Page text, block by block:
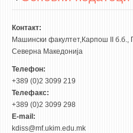
АКТИ
АНКЕТИ И
ЗАВРШНИ СМЕТКИ
ТЕЛЕФОНСКИ ИМЕНИК
ALUMNI MFS
ИЗВЕСТУВАЊА
Контакт:
Машински факултет,Карпош II б.б.,
Северна Македонија
Телефон:
+389 (0)2 3099 219
Телефакс:
+389 (0)2 3099 298
E-mail:
kdiss@mf.ukim.edu.mk